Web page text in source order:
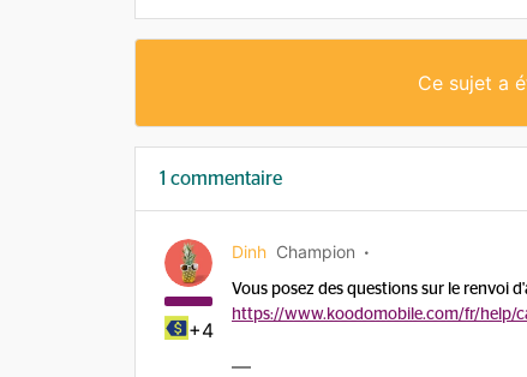
Ce sujet a
1 commentaire
+4
Dinh Champion
Vous posez des questions sur le renvoi
https://www.koodomobile.com/fr/help/